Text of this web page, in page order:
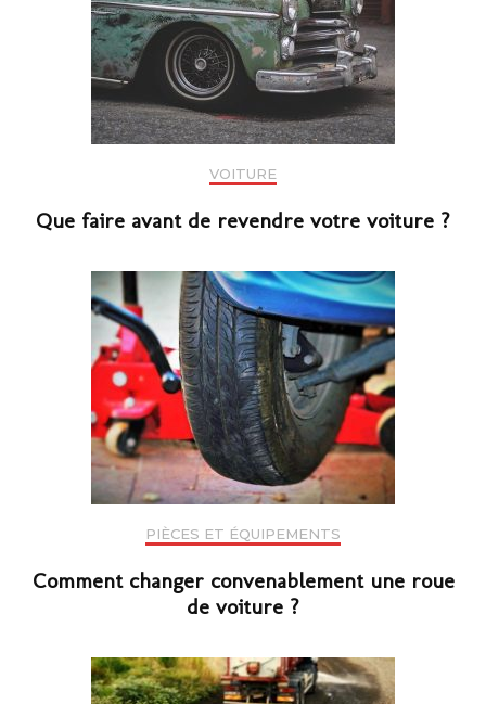
VOITURE
Que faire avant de revendre votre voiture ?
PIÈCES ET ÉQUIPEMENTS
Comment changer convenablement une roue
de voiture ?